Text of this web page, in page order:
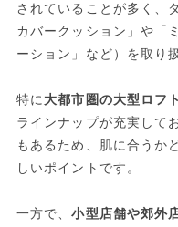
されていることが多く、
カバークッション」や
ーション」など）を取り
特に 大都市圏の大型ロフト
ラインナップが充実して
もあるため、肌に合うか
しいポイントです。
一方で、小型店舗や郊外